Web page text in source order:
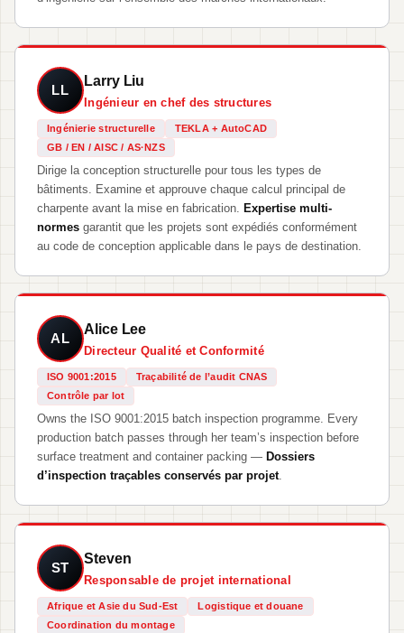
LL
Larry Liu
Ingénieur en chef des structures
Ingénierie structurelle
TEKLA + AutoCAD
GB / EN / AISC / AS·NZS
Dirige la conception structurelle pour tous les types de
bâtiments. Examine et approuve chaque calcul principal de
charpente avant la mise en fabrication. Expertise multi-
normes garantit que les projets sont expédiés conformément
au code de conception applicable dans le pays de destination.
AL
Alice Lee
Directeur Qualité et Conformité
ISO 9001:2015
Traçabilité de l’audit CNAS
Contrôle par lot
Owns the ISO 9001:2015 batch inspection programme. Every
production batch passes through her team’s inspection before
surface treatment and container packing — Dossiers
d’inspection traçables conservés par projet.
ST
Steven
Responsable de projet international
Afrique et Asie du Sud-Est
Logistique et douane
Coordination du montage